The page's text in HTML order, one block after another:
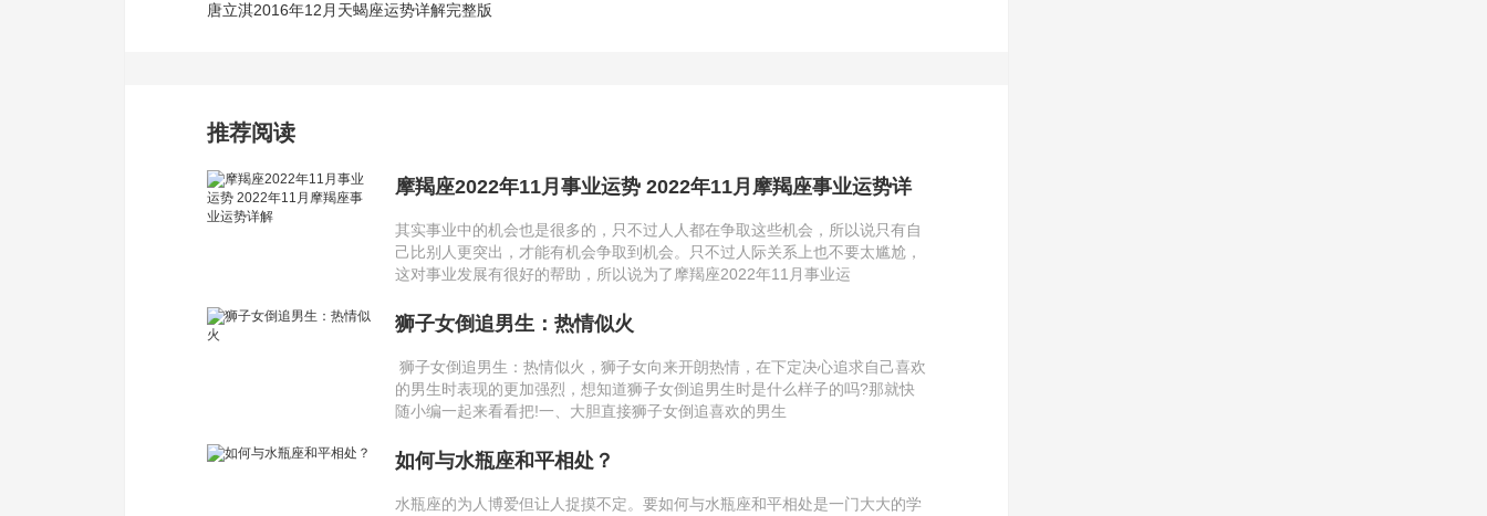
唐立淇2016年12月天蝎座运势详解完整版
推荐阅读
摩羯座2022年11月事业运势 2022年11月摩羯座事业运势详
解
其实事业中的机会也是很多的，只不过人人都在争取这些机会，所以说只有自
己比别人更突出，才能有机会争取到机会。只不过人际关系上也不要太尴尬，
这对事业发展有很好的帮助，所以说为了摩羯座2022年11月事业运
狮子女倒追男生：热情似火
狮子女倒追男生：热情似火，狮子女向来开朗热情，在下定决心追求自己喜欢
的男生时表现的更加强烈，想知道狮子女倒追男生时是什么样子的吗?那就快
随小编一起来看看把!一、大胆直接狮子女倒追喜欢的男生
如何与水瓶座和平相处？
水瓶座的为人博爱但让人捉摸不定。要如何与水瓶座和平相处是一门大大的学